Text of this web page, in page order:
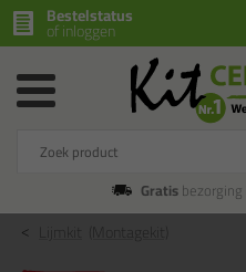
Bestelstatus
of inloggen
Gratisbezorging